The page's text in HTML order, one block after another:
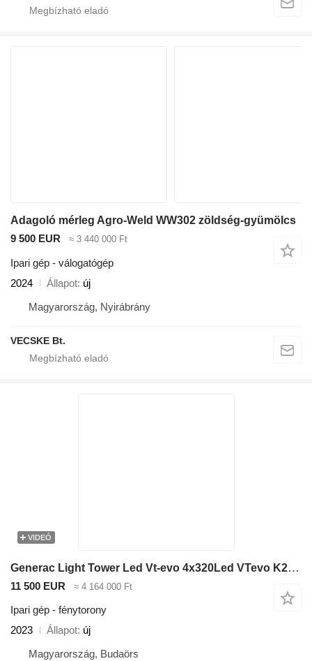
Adagoló mérleg Agro-Weld WW302 zöldség-gyümölcs
9 500 EUR
≈ 3 440 000 Ft
Ipari gép - válogatógép
2024
Állapot új
Magyarország, Nyirábrány
VECSKE Bt.
VIDEÓ
Generac Light Tower Led Vt-evo 4x320Led VTevo K2 Z482
11 500 EUR ≈ 4 164 000 Ft
Ipari gép - fénytorony
2023
Állapot új
Magyarország, Budaörs